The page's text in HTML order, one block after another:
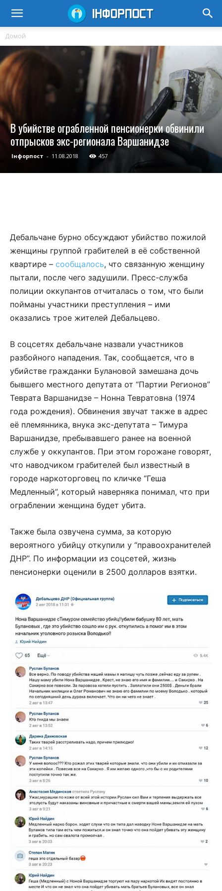
Домой
В убийстве ограбленной пенсионерки обвинили
отпрысков экс-регионала Варшанидзе
Інфорпост - 11.08.2018 457
Дебальчане бурно обсуждают убийство пожилой
женщины группой грабителей в её собственной
квартире – сообщалось, что связанную женщину
пытали, после чего задушили. Пресс-служба
полиции оккупантов отчиталась о том, что были
пойманы участники преступления – ими
оказались трое жителей Дебальцево.
В соцсетях дебальчане назвали участников
разбойного нападения. Так, сообщается, что в
убийстве гражданки Булановой замешана дочь
бывшего местного депутата от “Партии Регионов”
Теврата Варшанидзе – Нонна Тевратовна (1974
года рождения). Обвинения звучат также в адрес
её племянника, внука экс-депутата – Тимура
Варшанидзе, пребывавшего ранее на военной
службе у оккупантов. При этом горожане говорят,
что наводчиком грабителей был известный в
городе наркоторговец по кличке “Геша
Медленный”, который наверняка понимал, что при
ограблении женщина будет убита.
Также была озвучена сумма, за которую
вероятного убийцу откупили у “правоохранителей
ДНР”. По информации из соцсетей, жизнь
пенсионерки оценили в 2500 долларов взятки.